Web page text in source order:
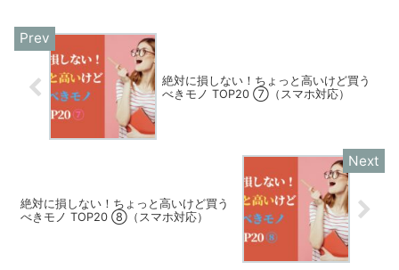
絶対に損しない！ちょっと高いけど買う
べきモノ TOP20 ⑦（スマホ対応）
絶対に損しない！ちょっと高いけど買う
べきモノ TOP20 ⑧（スマホ対応）